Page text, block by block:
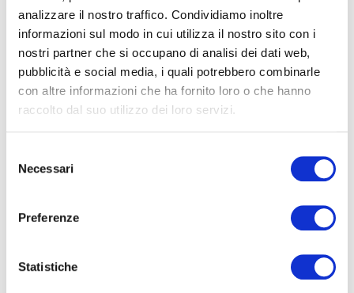
analizzare il nostro traffico. Condividiamo inoltre
informazioni sul modo in cui utilizza il nostro sito con i
nostri partner che si occupano di analisi dei dati web,
pubblicità e social media, i quali potrebbero combinarle
con altre informazioni che ha fornito loro o che hanno
raccolto dal suo utilizzo dei loro servizi.
delNecessari
Preferenze
Statistiche
Mondo Moretti